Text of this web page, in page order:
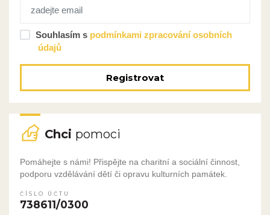
Souhlasím s podmínkami zpracování osobních
údajů
Registrovat
Chci pomoci
Pomáhejte s námi! Přispějte na charitní a sociální činnost,
podporu vzdělávání dětí či opravu kulturních památek.
ČÍSLO ÚČTU
738611/0300